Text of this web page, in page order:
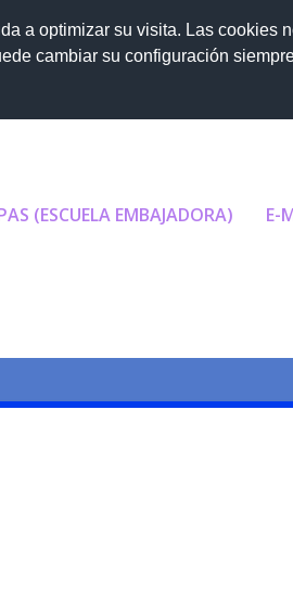
a optimizar su visita. Las cookies
cambiar su configuración
1...
(ESCUELA EMBAJADORA) E-